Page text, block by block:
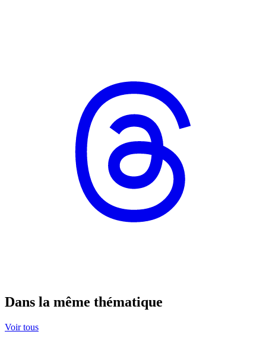
Dans la même thématique
Voir tous